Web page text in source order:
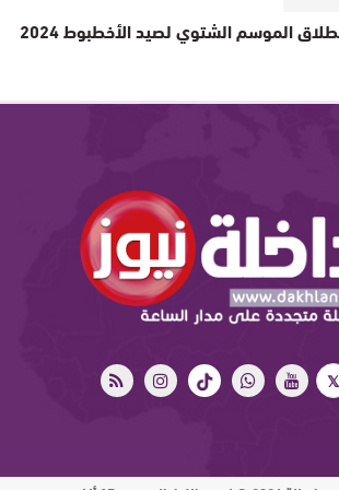
الموسم الشتوي لصيد الأخطبوط 2024